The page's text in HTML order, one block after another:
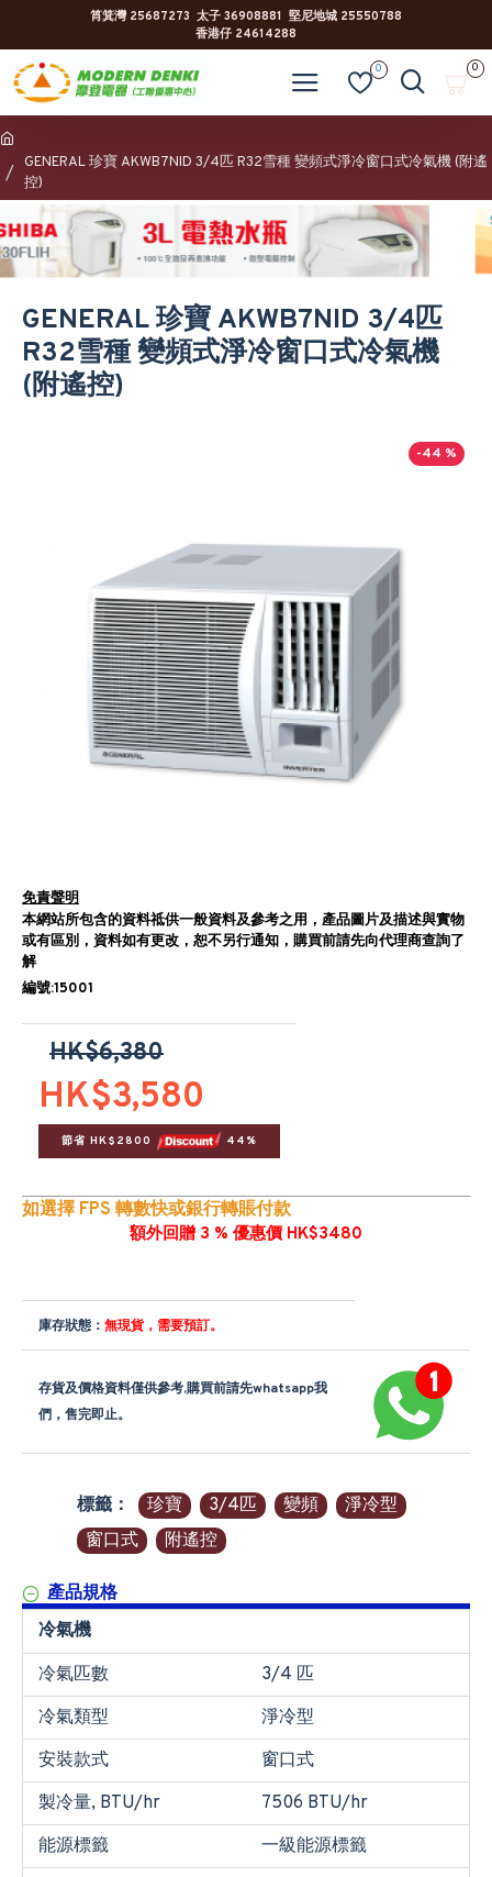
筲箕灣 25687273 太子 36908881 堅尼地城 25550788
香港仔 24614288
0 0
GENERAL 珍寶 AKWB7NID 3/4匹 R32雪種 變頻式淨冷窗口式冷氣機 (附遙
控)
GENERAL 珍寶 AKWB7NID 3/4匹
R32雪種 變頻式淨冷窗口式冷氣機
(附遙控)
-44 %
免責聲明
本網站所包含的資料祗供一般資料及參考之用，產品圖片及描述與實物
或有區別，資料如有更改，恕不另行通知，購買前請先向代理商查詢了
解
編號:15001
HK$3,580
HK$6,380
節省 HK$2800 44%
如選擇 FPS 轉數快或銀行轉賬付款
額外回贈 3 % 優惠價 HK$3480
庫存狀態： 無現貨，需要預訂。
存貨及價格資料僅供參考,購買前請先whatsapp我
們，售完即止。
標籤： 珍寶 3/4匹 變頻
淨冷型
窗口式
附遙控
產品規格
冷氣機
冷氣匹數
3/4 匹
冷氣類型
淨冷型
安裝款式
窗口式
製冷量, BTU/hr
7506 BTU/hr
能源標籤
一級能源標籤